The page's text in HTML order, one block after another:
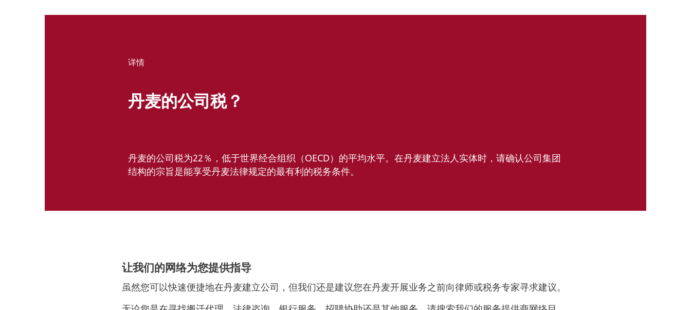
详情
丹麦的公司税？
丹麦的公司税为22％，低于世界经合组织（OECD）的平均水平。在丹麦建立法人实体时，请确认公司集团
结构的宗旨是能享受丹麦法律规定的最有利的税务条件。
让我们的网络为您提供指导
虽然您可以快速便捷地在丹麦建立公司，但我们还是建议您在丹麦开展业务之前向律师或税务专家寻求建议。